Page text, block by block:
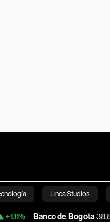
Línea Studios
English
de Bogota 38,800.00